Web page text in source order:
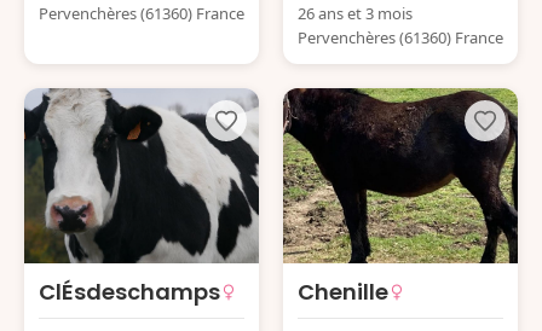
Pervenchères (61360) France
26 ans et 3 mois
Pervenchères (61360) France
ClÉsdeschamps Chenille